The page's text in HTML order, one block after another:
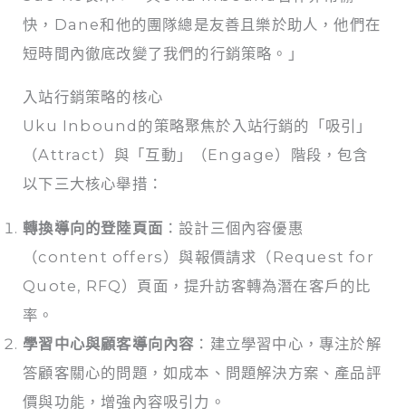
快，Dane和他的團隊總是友善且樂於助人，他們在
短時間內徹底改變了我們的行銷策略。」
入站行銷策略的核心
Uku Inbound的策略聚焦於入站行銷的「吸引」
（Attract）與「互動」（Engage）階段，包含
以下三大核心舉措：
轉換導向的登陸頁面 ：設計三個內容優惠
（content offers）與報價請求（Request for
Quote, RFQ）頁面，提升訪客轉為潛在客戶的比
率。
學習中心與顧客導向內容 ：建立學習中心，專注於解
答顧客關心的問題，如成本、問題解決方案、產品評
價與功能，增強內容吸引力。